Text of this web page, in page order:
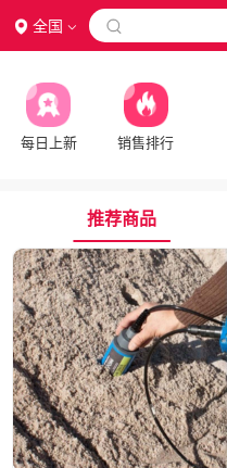
全国 
每日上新 销售排行
推荐商品